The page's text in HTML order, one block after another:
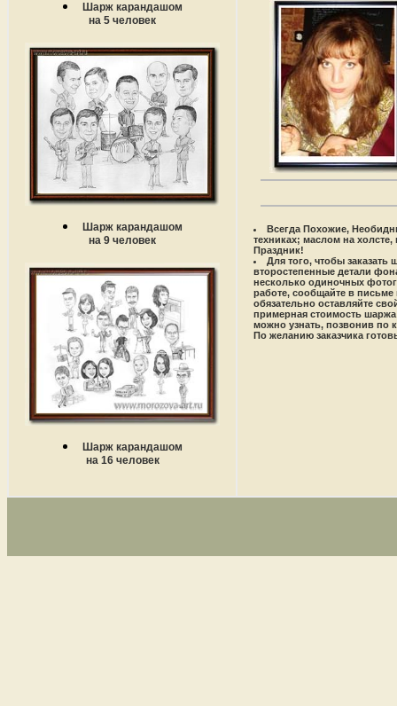
Шарж карандашом
на 5 человек
Шарж карандашом
на 9 человек
Шарж карандашом
на 16 человек
Всегда Похожие,
техниках; маслом на
Праздник!
Для того, чтобы
второстепенные детали
несколько одиночных
работе, сообщайте в
обязательно оставляйте
примерная стоимость
можно узнать, позвонив по
По желанию заказчика